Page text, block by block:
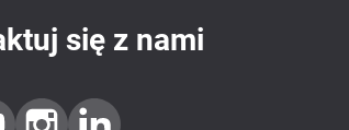
się z nami